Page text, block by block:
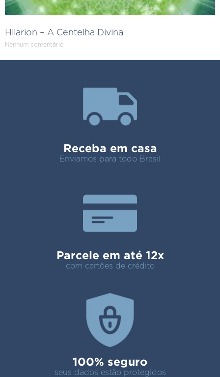
Hilarion – A Centelha Divina
Nenhum comentário
Receba em casa
Enviamos para todo Brasil
Parcele em até 12x
com cartões de crédito
100% seguro
seus dados estão protegidos